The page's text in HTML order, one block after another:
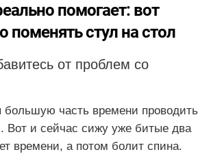
помогает: вот
поменять стул на стол
от проблем со
большую часть времени проводить
Вот и сейчас сижу уже битые два
времени, а потом болит спина.